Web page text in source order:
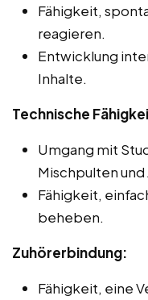
Fähigkeit,
reagieren.
Entwicklung
Inhalte.
Technische
Umgang mit
Mischpulten
Fähigkeit,
beheben.
Zuhörerbindung:
Fähigkeit, eine